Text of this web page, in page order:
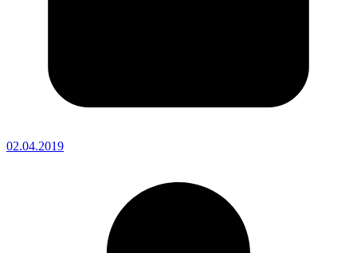
02.04.2019